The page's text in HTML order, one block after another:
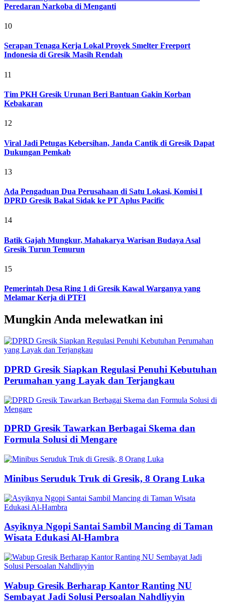
Peredaran Narkoba di Menganti
10
Serapan Tenaga Kerja Lokal Proyek Smelter Freeport
Indonesia di Gresik Masih Rendah
11
Tim PKH Gresik Urunan Beri Bantuan Gakin Korban
Kebakaran
12
Viral Jadi Petugas Kebersihan, Janda Cantik di Gresik Dapat
Dukungan Pemkab
13
Ada Pengaduan Dua Perusahaan di Satu Lokasi, Komisi I
DPRD Gresik Bakal Sidak ke PT Aplus Pacific
14
Batik Gajah Mungkur, Mahakarya Warisan Budaya Asal
Gresik Turun Temurun
15
Pemerintah Desa Ring 1 di Gresik Kawal Warganya yang
Melamar Kerja di PTFI
Mungkin Anda melewatkan ini
DPRD Gresik Siapkan Regulasi Penuhi Kebutuhan
Perumahan yang Layak dan Terjangkau
DPRD Gresik Tawarkan Berbagai Skema dan
Formula Solusi di Mengare
Minibus Seruduk Truk di Gresik, 8 Orang Luka
Asyiknya Ngopi Santai Sambil Mancing di Taman
Wisata Edukasi Al-Hambra
Wabup Gresik Berharap Kantor Ranting NU
Sembayat Jadi Solusi Persoalan Nahdliyyin